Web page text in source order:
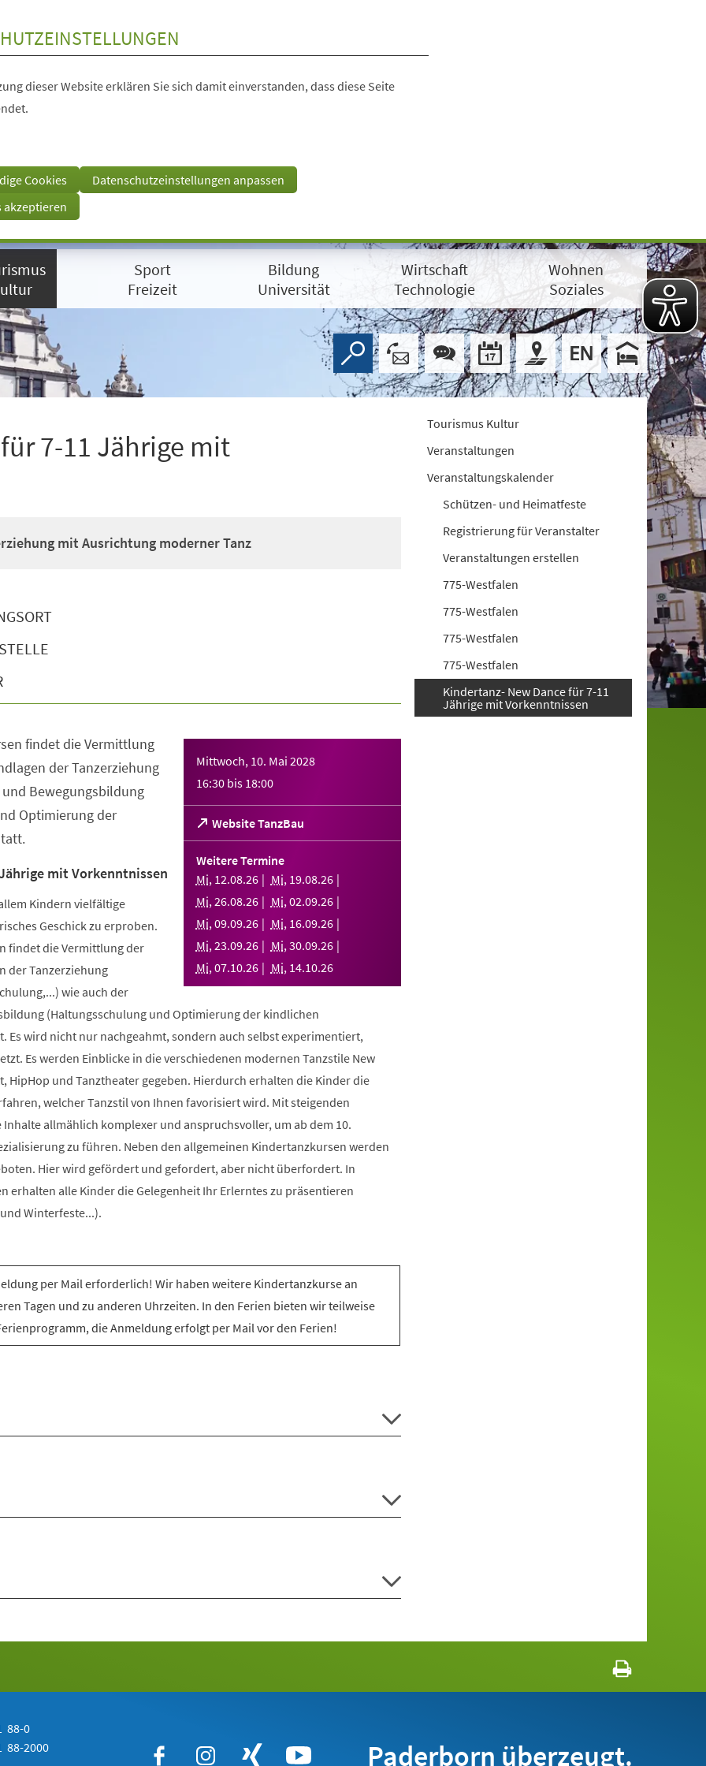
dieser Website erklären Sie sich damit einverstanden, dass diese Seite
Cookies
Datenschutzeinstellungen anpassen
akzeptieren
Sport
Freizeit
Bildung
Universität
Wirtschaft
Technologie
Wohnen
Soziales
7-11 Jährige mit
mit Ausrichtung moderner Tanz
Mittwoch, 10. Mai 2028
16:30 bis 18:00
Website TanzBau
(Öffnet
in
einem
neuen
Tab)
Weitere Termine
Mi, 12.08.26 Mi, 19.08.26
Mi,26.08.26 Mi,02.09.26
Mi,09.09.26 Mi, 16.09.26
Mi,23.09.26 Mi,30.09.26
Mi,07.10.26 Mi, 14.10.26
findet die Vermittlung
der Tanzerziehung
Bewegungsbildung
Optimierung der
mit Vorkenntnissen
Kindern vielfältige
Geschick zu erproben.
findet die Vermittlung der
der Tanzerziehung
wie auch der
(Haltungsschulung und Optimierung der kindlichen
Es wird nicht nur nachgeahmt, sondern auch selbst experimentiert,
Es werden Einblicke in die verschiedenen modernen Tanzstile New
HipHop und Tanztheater gegeben. Hierdurch erhalten die Kinder die
welcher Tanzstil von Ihnen favorisiert wird. Mit steigenden
allmählich komplexer und anspruchsvoller, um ab dem 10.
zu führen. Neben den allgemeinen Kindertanzkursen werden
Hier wird gefördert und gefordert, aber nicht überfordert. In
erhalten alle Kinder die Gelegenheit Ihr Erlerntes zu präsentieren
Winterfeste...).
per Mail erforderlich! Wir haben weitere Kindertanzkurse an
Tagen und zu anderen Uhrzeiten. In den Ferien bieten wir teilweise
die Anmeldung erfolgt per Mail vor den Ferien!
Tourismus Kultur
Veranstaltungen
Veranstaltungskalender
Schützen- und Heimatfeste
Registrierung für Veranstalter
Veranstaltungen erstellen
775-Westfalen
775-Westfalen
775-Westfalen
775-Westfalen
Kindertanz- New Dance für 7-11
Jährige mit Vorkenntnissen
88-0
88-2000 Paderborn überzeugt.